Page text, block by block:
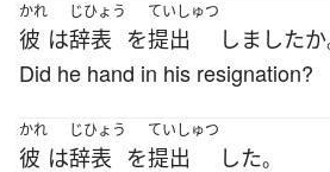
かれ
彼 は
じひょう
辞表 を
ていしゅつ
提出 しましたか
Did he hand in his resignation?
かれ
彼 は
じひょう
辞表 を
ていしゅつ
提出 した。